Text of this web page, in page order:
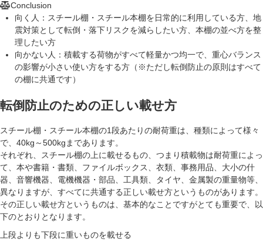
Conclusion
向く人： スチール棚・スチール本棚を日常的に利用している方、地
震対策として転倒・落下リスクを減らしたい方、本棚の並べ方を整
理したい方
向かない人： 積載する荷物がすべて軽量かつ均一で、重心バランス
の影響が小さい使い方をする方（※ただし転倒防止の原則はすべて
の棚に共通です）
転倒防止のための正しい載せ方
スチール棚・スチール本棚の1段あたりの耐荷重は、種類によって様々
で、40kg～500kgまであります。
それぞれ、スチール棚の上に載せるもの、つまり積載物は耐荷重によっ
て、本や書籍・書類、ファイルボックス、衣類、事務用品、大小の什
器、音響機器、電機機器・部品、工具類、タイヤ、金属製の重量物等、
異なりますが、すべてに共通する正しい載せ方というものがあります。
その正しい載せ方というものは、基本的なことですがとても重要で、以
下のとおりとなります。
上段よりも下段に重いものを載せる